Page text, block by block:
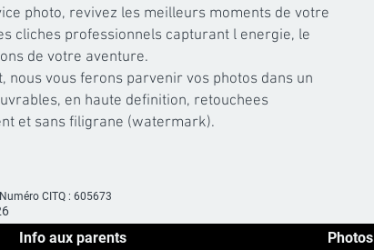
photo, revivez les meilleurs moments de votre
cliches professionnels capturant l energie, le
de votre aventure.
nous vous ferons parvenir vos photos dans un
en haute definition, retouchees
et sans filigrane (watermark).
Numéro CITQ : 605673
Info aux parents
Photos